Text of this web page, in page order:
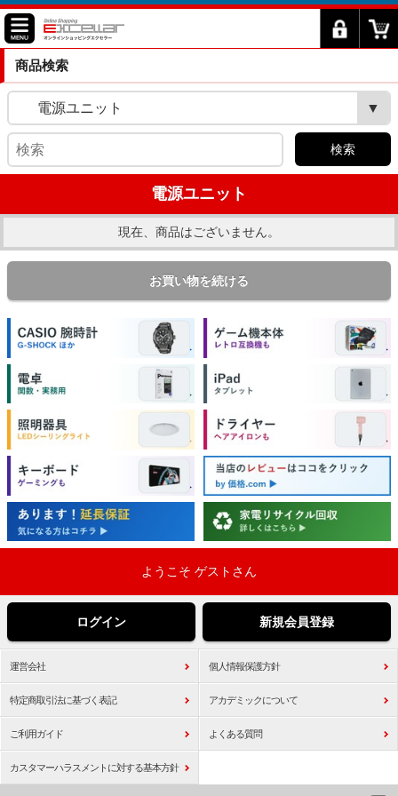
商品検索
電源ユニット
検索
電源ユニット
現在、商品はございません。
お買い物を続ける
ようこそ ゲストさん
ログイン 新規会員登録
運営会社 個人情報保護方針
特定商取引法に基づく表記 アカデミックについて
ご利用ガイド よくある質問
カスタマーハラスメントに対する基本方針